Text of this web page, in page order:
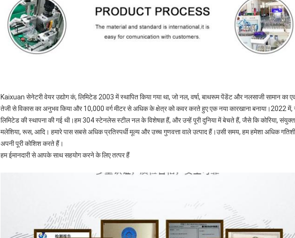
Kaixuan सेनेटरी वेयर उद्योग कं, लिमिटेड 2003 में स्थापित किया गया था, जो नल, वर्षा, बाथरूम पेंडेंट और नलसाजी सामान का
तेजी से विकास का अनुभव किया और 10,000 वर्ग मीटर से अधिक के क्षेत्र को कवर करते हुए एक नया कारखाना बनाया।2022
लिमिटेड की स्थापना की गई थी।हम 304 स्टेनलेस स्टील नल के विशेषज्ञ हैं, और उन्हें पूरी दुनिया में बेचते हैं, जैसे कि कोरिया, संयुक्त
मलेशिया, रूस, आदि। हमारे पास सबसे अधिक प्रतिस्पर्धी मूल्य और उच्च गुणवत्ता वाले उत्पाद हैं।उसी समय, हम हमेशा अधिक
अपनी पूरी कोशिश करते हैं।
हम ईमानदारी से आपके साथ सहयोग करने के लिए तत्पर हैं